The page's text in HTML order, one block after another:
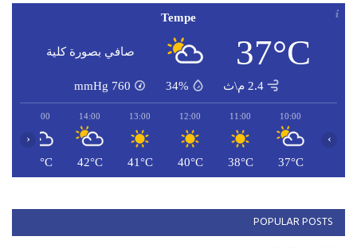
Tempe
37°C صافي بصورة كلية
2.4 م\ث 34%
760
mmHg
10:00
37°C
11:00
38°C
12:00
40°C
13:00
41°C
14:00
42°C
15:00
42°C
‹ ›
POPULAR POSTS